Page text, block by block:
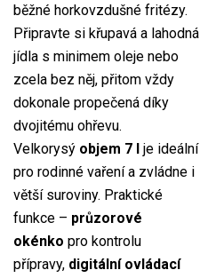
běžné horkovzdušné fritézy.
Připravte si křupavá a lahodná
jídla s minimem oleje nebo
zcela bez něj, přitom vždy
dokonale propečená díky
dvojitému ohřevu.
Velkorysý objem 7 l je ideální
pro rodinné vaření a zvládne i
větší suroviny. Praktické
funkce – průzorové
okénko pro kontrolu
přípravy, digitální ovládací